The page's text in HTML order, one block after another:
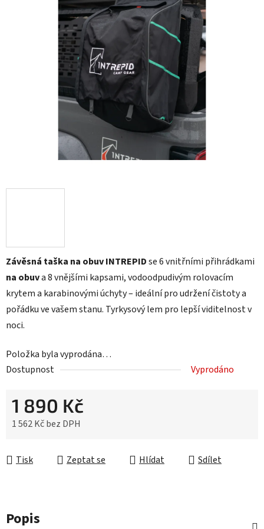
Závěsná taška na obuv INTREPIDse 6 vnitřními přihrádkami
na obuva 8 vnějšími kapsami, vodoodpudivým rolovacím
krytem a karabinovými úchyty – ideální pro udržení čistoty a
pořádku ve vašem stanu. Tyrkysový lem pro lepší viditelnost v
noci.
Položka byla vyprodána…
Dostupnost
Vyprodáno
1 890 Kč
1 562 Kč bez DPH
Tisk
Zeptat se Hlídat Sdílet
Popis